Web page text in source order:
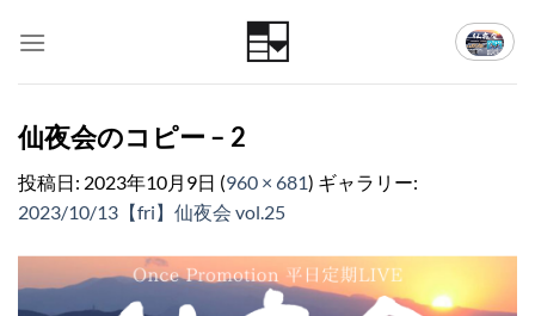
仙夜会のコピー – 2
投稿日: 2023年10月9日 (960 × 681) ギャラリー:
2023/10/13【fri】仙夜会 vol.25